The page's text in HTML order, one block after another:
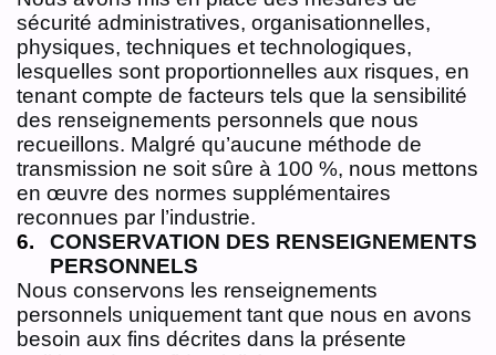
sécurité administratives, organisationnelles,
physiques, techniques et technologiques,
lesquelles sont proportionnelles aux risques, en
tenant compte de facteurs tels que la sensibilité
des renseignements personnels que nous
recueillons. Malgré qu’aucune méthode de
transmission ne soit sûre à 100 %, nous mettons
en œuvre des normes supplémentaires
reconnues par l’industrie.
CONSERVATION DES RENSEIGNEMENTS
PERSONNELS
Nous conservons les renseignements
personnels uniquement tant que nous en avons
besoin aux fins décrites dans la présente